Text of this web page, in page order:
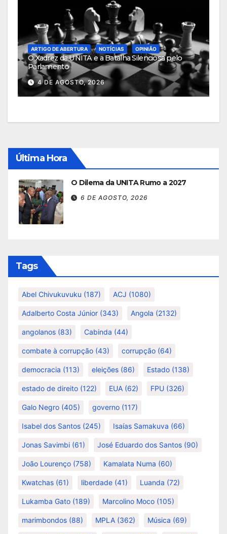
ARTIGO DE ABERTURA NOTÍCIAS OPINIÃO
O Xadrez da UNITA e a Batalha Silenciosa pelo
Parlamento
4 DE AGOSTO, 2026
Última Hora
O Dilema da UNITA Rumo a 2027
6 DE AGOSTO, 2026
Tags
Abel Chivukuvuku (187) ACJ (1080)
Adalberto Costa Júnior (343) Angola (2132)
angolanos (83) Cabinda (44)
combate à corrupção (43) corrupção (64)
democracia (113) eleições (86) Estado (138)
estado de direito (122) EUA (62) FPU (326)
Galo Negro (405) governo (117)
Isabel dos Santos (245) Isaías Samakuva (66)
Jonas Savimbi (61) José Eduardo dos Santos (90)
João Lourenço (758) Kamalata Numa (60)
Kwatchas (61) liberdade (41) Luanda (72)
Lukamba Gato (189) Marcolino Moco (105)
marimbondos (88) MPLA (362) Música (69)